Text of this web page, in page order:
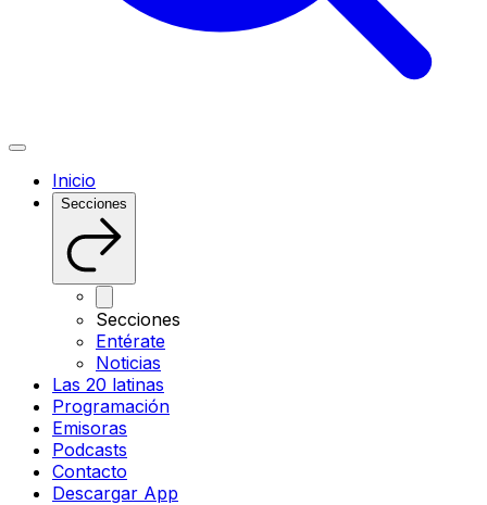
Inicio
Secciones
Secciones
Entérate
Noticias
Las 20 latinas
Programación
Emisoras
Podcasts
Contacto
Descargar App